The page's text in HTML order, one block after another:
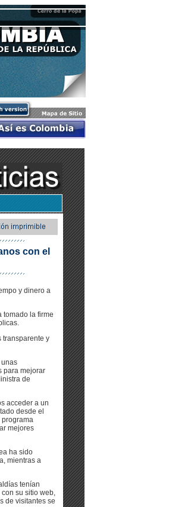
con el
y dinero a
tomado la firme
transparente y
unas
para mejorar
de
acceder a un
desde el
programa
mejores
ha sido
mientras a
tenían
su sitio web,
de visitantes se